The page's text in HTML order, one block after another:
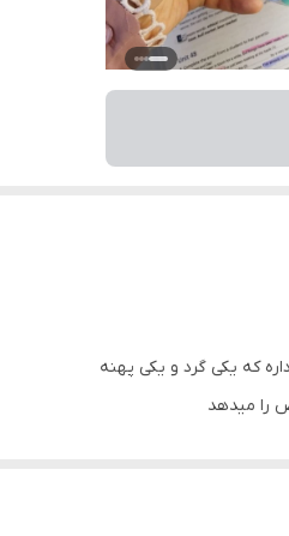
که یکی گرد و یکی پهنه
را میدهد